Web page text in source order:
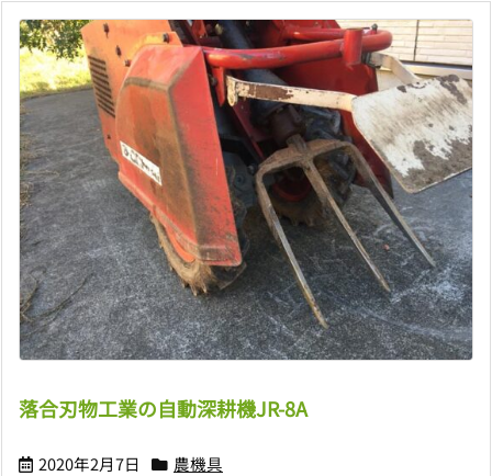
落合刃物工業の自動深耕機JR-8A
2020年2月7日 農機具